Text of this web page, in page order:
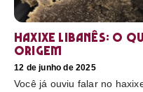
Haxixe libanês: O
origem
12 de junho de 2025
Você já ouviu falar no